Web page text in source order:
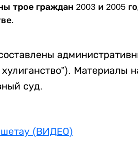
трое граждан 2003 и 2005
Материалы
суд.
(ВИДЕО)